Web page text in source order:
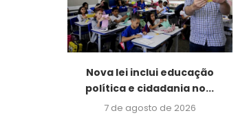
Nova lei inclui educação
política e cidadania no...
7 de agosto de 2026